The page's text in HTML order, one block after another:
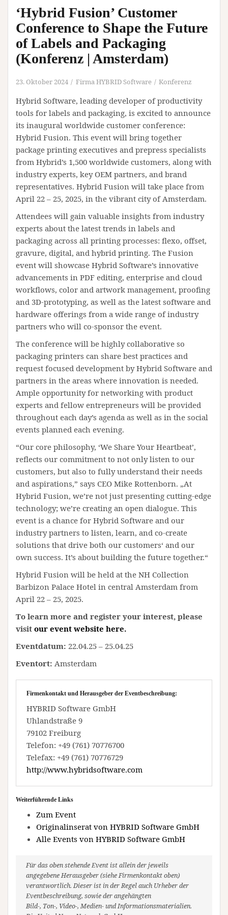
‘Hybrid Fusion’ Customer
Conference to Shape the Future
of Labels and Packaging
(Konferenz | Amsterdam)
23. Oktober 2024 Firma HYBRID Software Konferenz
Hybrid Software, leading developer of productivity
tools for labels and packaging, is excited to announce
its inaugural worldwide customer conference:
Hybrid Fusion. This event will bring together
package printing executives and prepress specialists
from Hybrid’s 1,500 worldwide customers, along with
industry experts, key OEM partners, and brand
representatives. Hybrid Fusion will take place from
April 22 – 25, 2025, in the vibrant city of Amsterdam.
Attendees will gain valuable insights from industry
experts about the latest trends in labels and
packaging across all printing processes: flexo, offset,
gravure, digital, and hybrid printing. The Fusion
event will showcase Hybrid Software’s innovative
advancements in PDF editing, enterprise and cloud
workflows, color and artwork management, proofing
and 3D-prototyping, as well as the latest software and
hardware offerings from a wide range of industry
partners who will co-sponsor the event.
The conference will be highly collaborative so
packaging printers can share best practices and
request focused development by Hybrid Software and
partners in the areas where innovation is needed.
Ample opportunity for networking with product
experts and fellow entrepreneurs will be provided
throughout each day’s agenda as well as in the social
events planned each evening.
“Our core philosophy, ‘We Share Your Heartbeat’,
reflects our commitment to not only listen to our
customers, but also to fully understand their needs
and aspirations,” says CEO Mike Rottenborn. „At
Hybrid Fusion, we’re not just presenting cutting-edge
technology; we’re creating an open dialogue. This
event is a chance for Hybrid Software and our
industry partners to listen, learn, and co-create
solutions that drive both our customers‘ and our
own success. It’s about building the future together.“
Hybrid Fusion will be held at the NH Collection
Barbizon Palace Hotel in central Amsterdam from
April 22 – 25, 2025.
To learn more and register your interest, please
visit our event website here.
Eventdatum: 22.04.25 – 25.04.25
Eventort: Amsterdam
Firmenkontakt und Herausgeber der Eventbeschreibung:
HYBRID Software GmbH
Uhlandstraße 9
79102 Freiburg
Telefon: +49 (761) 70776700
Telefax: +49 (761) 70776729
http://www.hybridsoftware.com
Weiterführende Links
Zum Event
Originalinserat von HYBRID Software GmbH
Alle Events von HYBRID Software GmbH
Für das oben stehende Event ist allein der jeweils
angegebene Herausgeber (siehe Firmenkontakt oben)
verantwortlich. Dieser ist in der Regel auch Urheber der
Eventbeschreibung, sowie der angehängten
Bild-, Ton-, Video-, Medien- und Informationsmaterialien.